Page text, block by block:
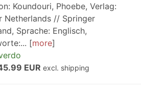
Koundouri, Phoebe, Verlag:
Netherlands // Springer
Sprache: Englisch,
more
EUR excl. shipping